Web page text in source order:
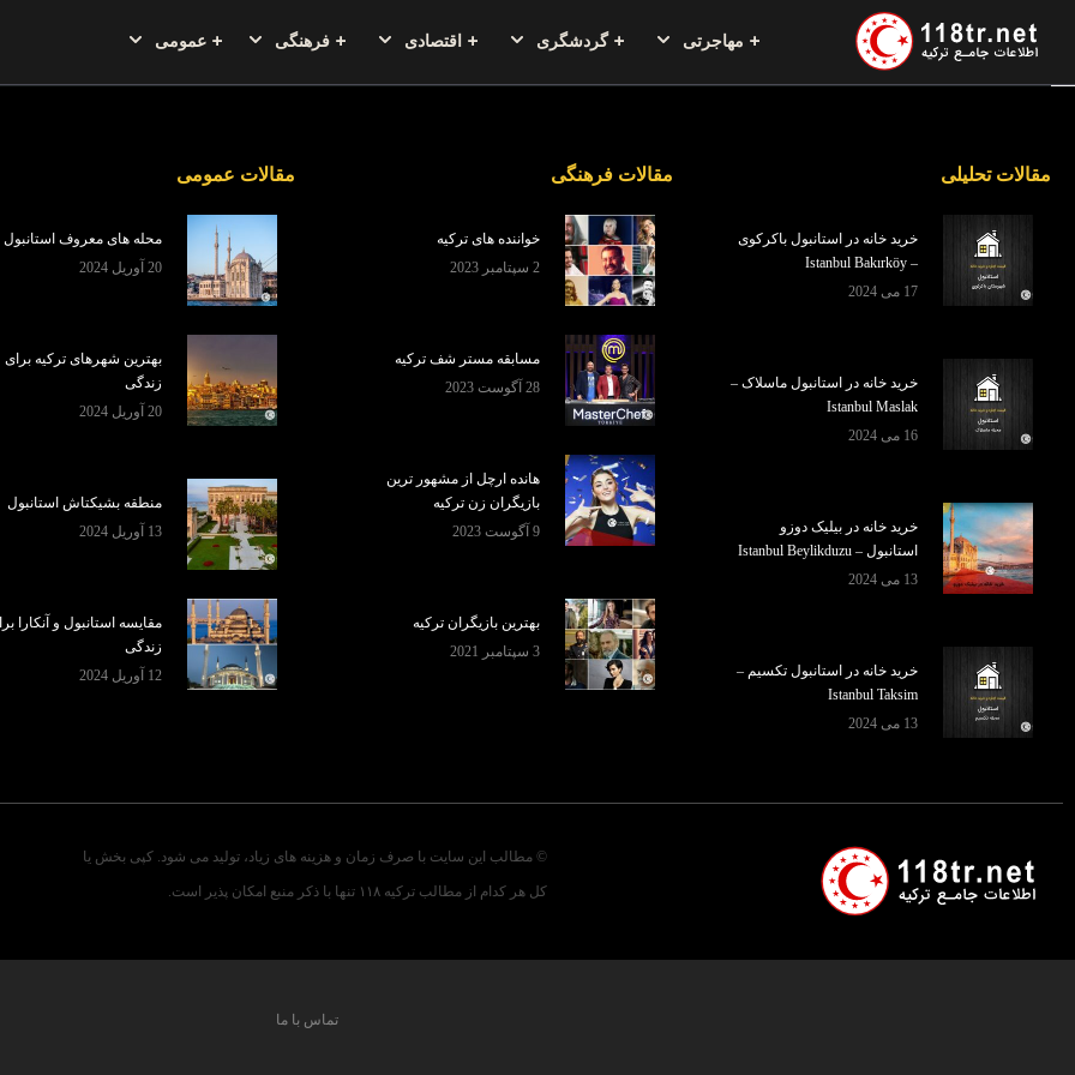
مهاجرتی گردشگری اقتصادی فرهنگی عمومی
مقالات تحلیلی
خرید خانه در استانبول باکرکوی
– Istanbul Bakırköy
17 می 2024
خرید خانه در استانبول ماسلاک –
Istanbul Maslak
16 می 2024
خرید خانه در بیلیک دوزو
استانبول – Istanbul Beylikduzu
13 می 2024
خرید خانه در استانبول تکسیم –
Istanbul Taksim
13 می 2024
مقالات فرهنگی
خواننده های ترکیه
2 سپتامبر 2023
مسابقه مستر شف ترکیه
28 آگوست 2023
هانده ارچل از مشهور ترین
بازیگران زن ترکیه
9 آگوست 2023
بهترین بازیگران ترکیه
3 سپتامبر 2021
مقالات عمومی
محله های معروف استانبول
20 آوریل 2024
بهترین شهرهای ترکیه برای
زندگی
20 آوریل 2024
منطقه بشیکتاش استانبول
13 آوریل 2024
مقایسه استانبول و آنکارا
زندگی
12 آوریل 2024
© مطالب این سایت با صرف زمان و هزینه های زیاد، تولید می شود. کپی بخش یا
کل هر کدام از مطالب ترکیه ۱۱۸ تنها با ذکر منبع امکان پذیر است.
تماس با ما